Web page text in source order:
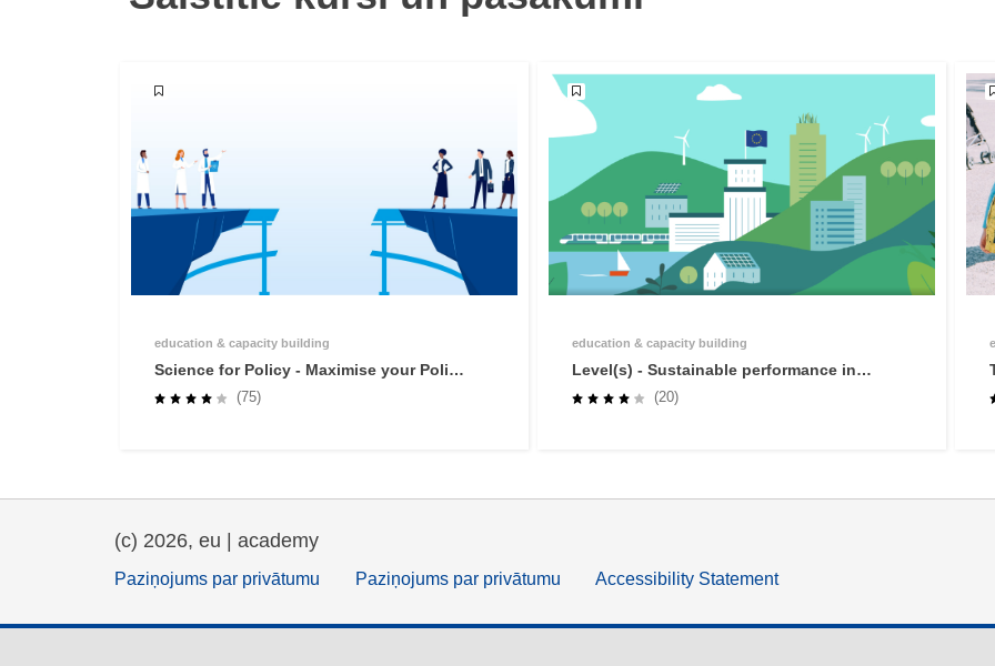
education & capacity building
Science for Policy - Maximise your Policy
Impact
(75)
education & capacity building
Level(s) - Sustainable performance in
buildings
(20)
(c) 2026, eu | academy
Paziņojums par privātumu Paziņojums par privātumu Accessibility Statement